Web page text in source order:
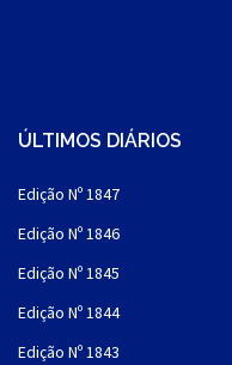
ÚLTIMOS DIÁRIOS
Edição Nº 1847
Edição Nº 1846
Edição Nº 1845
Edição Nº 1844
Edição Nº 1843